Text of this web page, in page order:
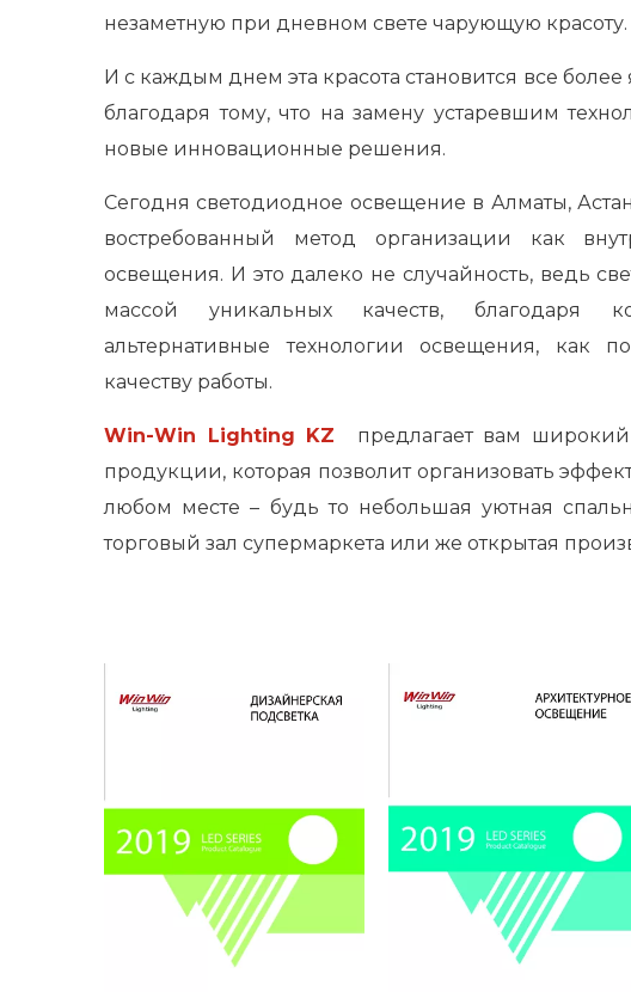
незаметную при дневном свете чарующую красоту.
И с каждым днем эта красота становится все
благодаря тому, что на замену устаревшим
новые инновационные решения.
Сегодня светодиодное освещение в Алматы,
востребованный метод организации как
освещения. И это далеко не случайность, ведь
массой уникальных качеств, благодаря
альтернативные технологии освещения, как
качеству работы.
Win-Win Lighting KZ
предлагает вам
продукции, которая позволит организовать
любом месте – будь то небольшая уютная
торговый зал супермаркета или же открытая